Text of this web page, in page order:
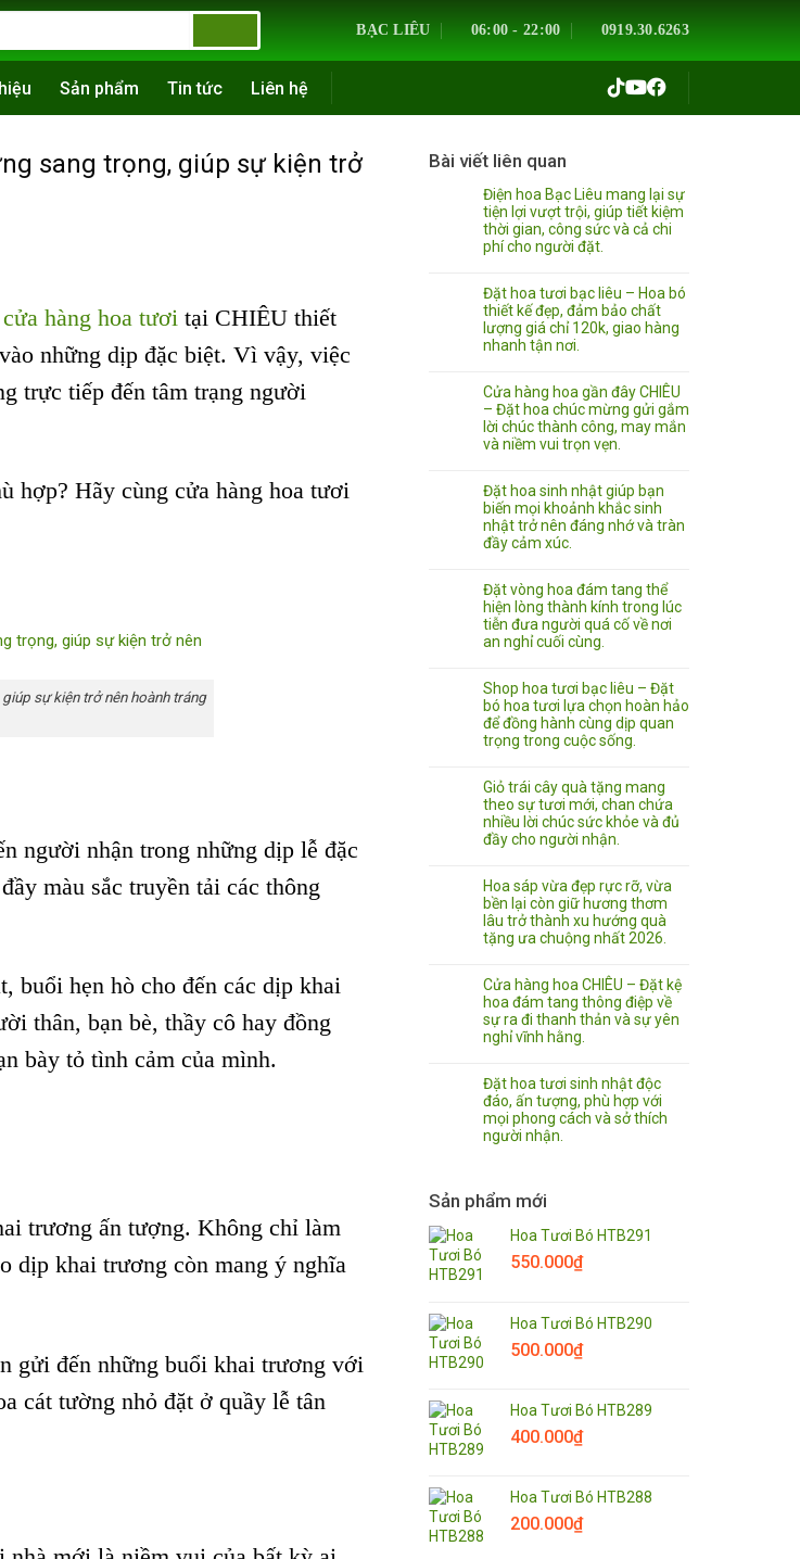
BẠC LIÊU 06:00 - 22:00 0919.30.6263
Sản phẩm Tin tức Liên hệ
sang trọng, giúp sự kiện trở
cửa hàng hoa tươi tại CHIÊU thiết
những dịp đặc biệt. Vì vậy, việc
trực tiếp đến tâm trạng người
hợp? Hãy cùng cửa hàng hoa tươi
sự kiện trở nên hoành tráng
người nhận trong những dịp lễ đặc
màu sắc truyền tải các thông
buổi hẹn hò cho đến các dịp khai
thân, bạn bè, thầy cô hay đồng
bày tỏ tình cảm của mình.
trương ấn tượng. Không chỉ làm
dịp khai trương còn mang ý nghĩa
gửi đến những buổi khai trương với
cát tường nhỏ đặt ở quầy lễ tân
Bài viết liên quan
Điện hoa Bạc Liêu mang lại sự
tiện lợi vượt trội, giúp tiết kiệm
thời gian, công sức và cả chi
phí cho người đặt.
Đặt hoa tươi bạc liêu – Hoa bó
thiết kế đẹp, đảm bảo chất
lượng giá chỉ 120k, giao hàng
nhanh tận nơi.
Cửa hàng hoa gần đây CHIÊU
– Đặt hoa chúc mừng gửi gắm
lời chúc thành công, may mắn
và niềm vui trọn vẹn.
Đặt hoa sinh nhật giúp bạn
biến mọi khoảnh khắc sinh
nhật trở nên đáng nhớ và tràn
đầy cảm xúc.
Đặt vòng hoa đám tang thể
hiện lòng thành kính trong lúc
tiễn đưa người quá cố về nơi
an nghỉ cuối cùng.
Shop hoa tươi bạc liêu – Đặt
bó hoa tươi lựa chọn hoàn hảo
để đồng hành cùng dịp quan
trọng trong cuộc sống.
Giỏ trái cây quà tặng mang
theo sự tươi mới, chan chứa
nhiều lời chúc sức khỏe và đủ
đầy cho người nhận.
Hoa sáp vừa đẹp rực rỡ, vừa
bền lại còn giữ hương thơm
lâu trở thành xu hướng quà
tặng ưa chuộng nhất 2026.
Cửa hàng hoa CHIÊU – Đặt kệ
hoa đám tang thông điệp về
sự ra đi thanh thản và sự yên
nghỉ vĩnh hằng.
Đặt hoa tươi sinh nhật độc
đáo, ấn tượng, phù hợp với
mọi phong cách và sở thích
người nhận.
Sản phẩm mới
Hoa Tươi Bó HTB291
550.000₫
Hoa Tươi Bó HTB290
500.000₫
Hoa Tươi Bó HTB289
400.000₫
Hoa Tươi Bó HTB288
200.000₫